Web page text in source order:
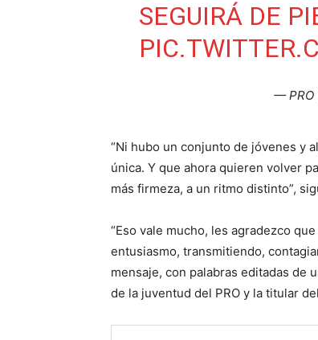
SEGUIRÁ DE
— PRO
“Ni hubo un conjunto de jóvenes y
única. Y que ahora quieren volver
más firmeza, a un ritmo distinto”,
“Eso vale mucho, les agradezco
entusiasmo, transmitiendo,
mensaje, con palabras editadas de
de la juventud del PRO y la titular